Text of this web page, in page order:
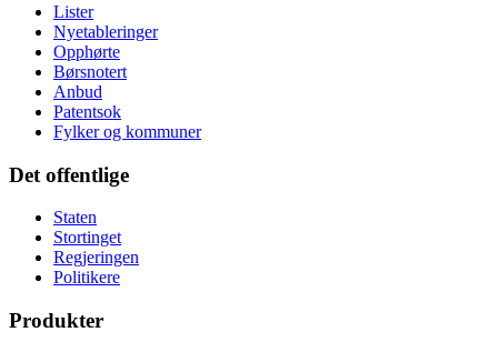
Lister
Nyetableringer
Opphørte
Børsnotert
Anbud
Patentsok
Fylker og kommuner
Det offentlige
Staten
Stortinget
Regjeringen
Politikere
Produkter